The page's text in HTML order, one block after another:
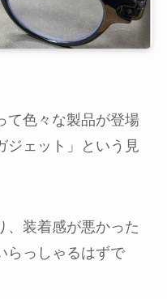
て色々な製品が登場
ジェット」という見
、装着感が悪かった
らっしゃるはずで